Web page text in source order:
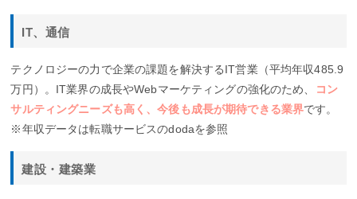
IT、通信
テクノロジーの力で企業の課題を解決するIT営業（平均年収485.9
万円）。IT業界の成長やWebマーケティングの強化のため、
コン
サルティングニーズも高く、今後も成長が期待できる業界です。
※年収データは転職サービスのdodaを参照
建設・建築業